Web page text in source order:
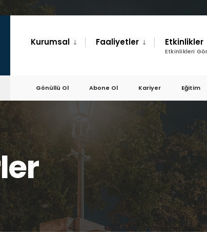
Kurumsal Faaliyetler Etkinlikler
Etkinlikleri Gör
Gönüllü Ol Abone Ol Kariyer Eğitim